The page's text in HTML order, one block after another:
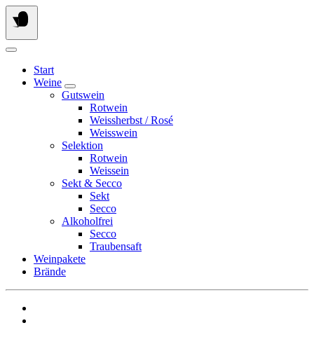
Springen
Sie
zum
Inhalt
Start
Weine
Gutswein
Rotwein
Weissherbst / Rosé
Weisswein
Selektion
Rotwein
Weissein
Sekt & Secco
Sekt
Secco
Alkoholfrei
Secco
Traubensaft
Weinpakete
Brände